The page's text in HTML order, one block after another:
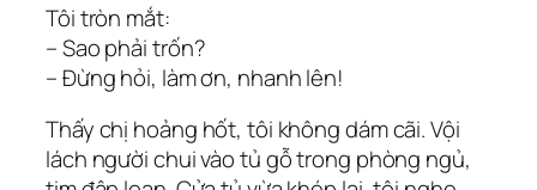
Tôi tròn mắt:
– Sao phải trốn?
– Đừng hỏi, làm ơn, nhanh lên!
Thấy chị hoảng hốt, tôi không dám cãi. Vội
lách người chui vào tủ gỗ trong phòng ngủ,